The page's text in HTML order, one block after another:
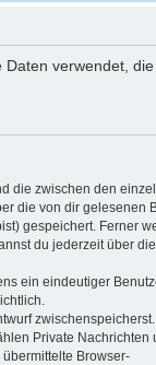
Daten verwendet, die
die zwischen den
die von dir gelesenen
gespeichert. Ferner
du jederzeit über
ein eindeutiger
zwischenspeicherst.
Private Nachrichten
Browser-